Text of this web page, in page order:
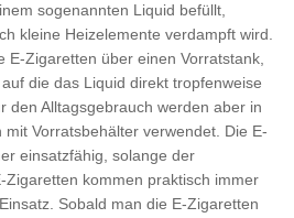
sogenannten Liquid befüllt,
kleine Heizelemente verdampft wird.
E-Zigaretten über einen Vorratstank,
die das Liquid direkt tropfenweise
den Alltagsgebrauch werden aber in
Vorratsbehälter verwendet. Die E-
einsatzfähig, solange der
Zigaretten kommen praktisch immer
Sobald man die E-Zigaretten